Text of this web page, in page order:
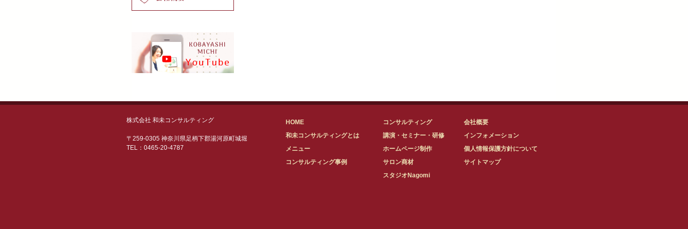
株式会社 和未コンサルティング
〒259-0305 神奈川県足柄下郡湯河原町城堀
TEL：0465-20-4787
HOME
和未コンサルティングとは
メニュー
コンサルティング事例
コンサルティング
講演・セミナー・研修
ホームページ制作
サロン商材
スタジオNagomi
会社概要
インフォメーション
個人情報保護方針について
サイトマップ